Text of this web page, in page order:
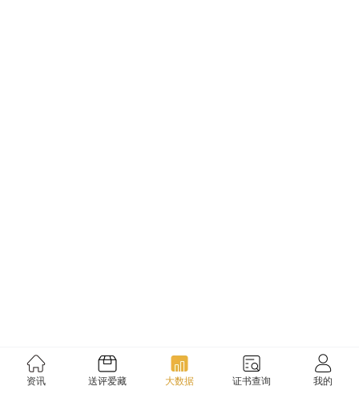
资讯 送评爱藏 大数据 证书查询 我的